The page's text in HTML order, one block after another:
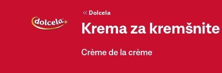
Dolcela
Krema za kremšnite
Crème de la crème